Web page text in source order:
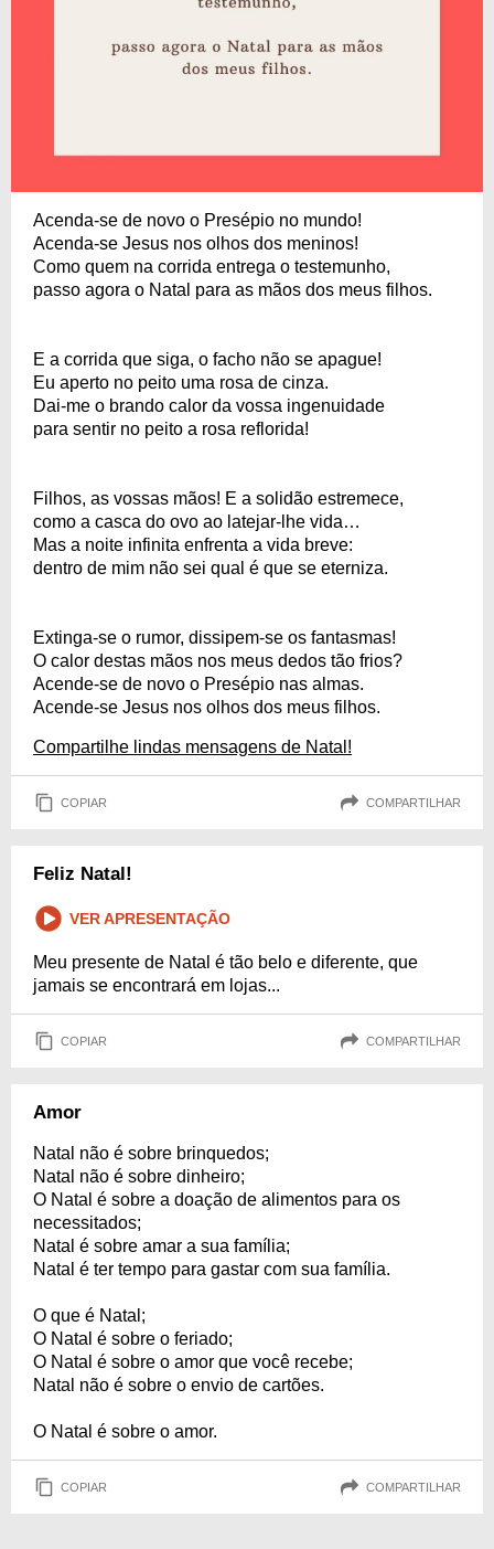
Acenda-se de novo o Presépio no mundo!
Acenda-se Jesus nos olhos dos meninos!
Como quem na corrida entrega o testemunho,
passo agora o Natal para as mãos dos meus filhos.
E a corrida que siga, o facho não se apague!
Eu aperto no peito uma rosa de cinza.
Dai-me o brando calor da vossa ingenuidade
para sentir no peito a rosa reflorida!
Filhos, as vossas mãos! E a solidão estremece,
como a casca do ovo ao latejar-lhe vida…
Mas a noite infinita enfrenta a vida breve:
dentro de mim não sei qual é que se eterniza.
Extinga-se o rumor, dissipem-se os fantasmas!
O calor destas mãos nos meus dedos tão frios?
Acende-se de novo o Presépio nas almas.
Acende-se Jesus nos olhos dos meus filhos.
Compartilhe lindas mensagens de Natal!
COPIAR COMPARTILHAR
Feliz Natal!
VER APRESENTAÇÃO
Meu presente de Natal é tão belo e diferente, que
jamais se encontrará em lojas...
COPIAR COMPARTILHAR
Amor
Natal não é sobre brinquedos;
Natal não é sobre dinheiro;
O Natal é sobre a doação de alimentos para os
necessitados;
Natal é sobre amar a sua família;
Natal é ter tempo para gastar com sua família.
O que é Natal;
O Natal é sobre o feriado;
O Natal é sobre o amor que você recebe;
Natal não é sobre o envio de cartões.
O Natal é sobre o amor.
COPIAR COMPARTILHAR